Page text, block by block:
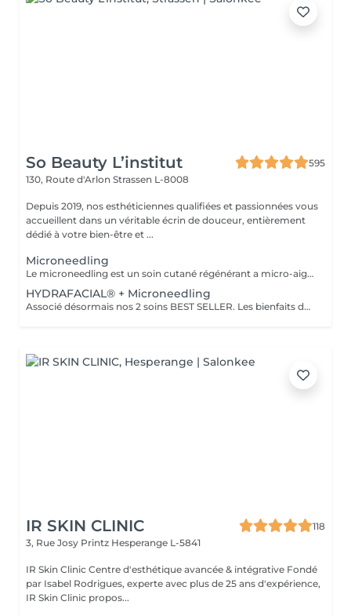
So Beauty L’institut
595
130, Route d'Arlon Strassen L-8008
Depuis 2019, nos esthéticiennes qualifiées et passionnées vous
accueillent dans un véritable écrin de douceur, entièrement
dédié à votre bien-être et ...
Microneedling
Le microneedling est un soin cutané régénérant a micro-aiguilles permettant de réduire les signes de l'âge et de raviver l'éclat de votre peau, il aide aussi a effacer les traces d'acné, les cicatrices. Un véritable soin qui resserre les pores dilatés , lisse la peau, estimes les rides et ridules grâce au sérum à l'acide hyaluronique. + LED visage et mains
HYDRAFACIAL® + Microneedling
Associé désormais nos 2 soins BEST SELLER. Les bienfaits de l'hydrafacial et du Microneedling pour un effet optimale sur votre peau. Une peau saine, propre, un effet GLOW instantanément, action anti-rides.
IR SKIN CLINIC
118
3, Rue Josy Printz Hesperange L-5841
IR Skin Clinic Centre d'esthétique avancée & intégrative Fondé
par Isabel Rodrigues, experte avec plus de 25 ans d'expérience,
IR Skin Clinic propos...